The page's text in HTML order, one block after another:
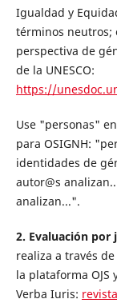
Igualdad y
términos neutros;
perspectiva de
de la UNESCO:
https://
Use "personas"
para OSIGNH:
identidades de
autor@s
analizan...".
2. Evaluación por
realiza a través
la plataforma OJS
Verba Iuris: